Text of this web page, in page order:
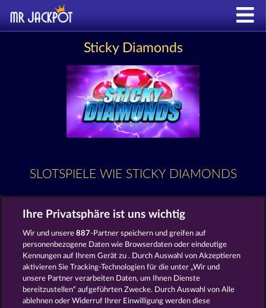
Sticky Diamonds
SLOTSPIELE WIE STICKY DIAMONDS
Royal Seven 7 Supernova Fruits New Limits
Ihre Privatsphäre ist uns wichtig
Wir und unsere887-Partner speichern und greifen auf
personenbezogene Daten wie Browserdaten oder eindeutige
Kennungen auf Ihrem Gerät zu . Durch Auswahl von Akzeptieren
aktivieren Sie Tracking-Technologien für die unter „Wir und
unsere Partner verarbeiten Daten, um Ihnen Dienste
bereitzustellen“ aufgeführten Zwecke. Durch Auswahl von Alle
ablehnen oder Widerruf Ihrer Einwilligung werden diese